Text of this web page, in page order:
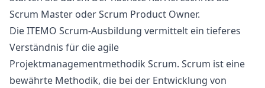
Scrum Master oder Scrum Product Owner.
Die ITEMO Scrum-Ausbildung vermittelt ein tieferes
Verständnis für die agile
Projektmanagementmethodik Scrum. Scrum ist eine
bewährte Methodik, die bei der Entwicklung von